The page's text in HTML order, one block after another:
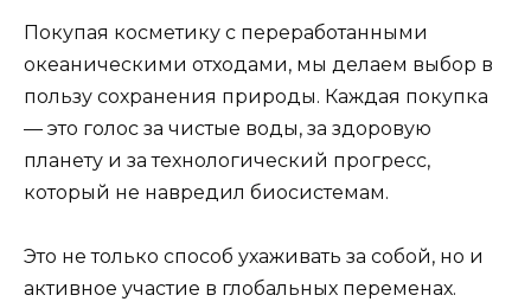
Покупая косметику с переработанными
океаническими отходами, мы делаем выбор в
пользу сохранения природы. Каждая покупка
— это голос за чистые воды, за здоровую
планету и за технологический прогресс,
который не навредил биосистемам.
Это не только способ ухаживать за собой, но и
активное участие в глобальных переменах.